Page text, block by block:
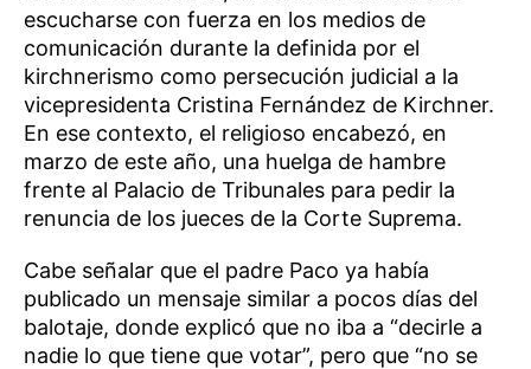
escucharse con fuerza en los medios de
comunicación durante la definida por el
kirchnerismo como persecución judicial a la
vicepresidenta Cristina Fernández de Kirchner.
En ese contexto, el religioso encabezó, en
marzo de este año, una huelga de hambre
frente al Palacio de Tribunales para pedir la
renuncia de los jueces de la Corte Suprema.
Cabe señalar que el padre Paco ya había
publicado un mensaje similar a pocos días del
balotaje, donde explicó que no iba a “decirle a
nadie lo que tiene que votar”, pero que “no se